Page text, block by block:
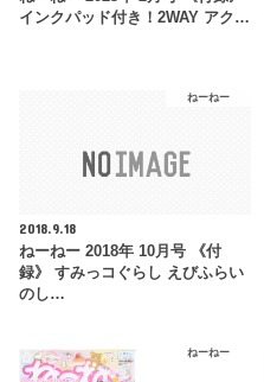
インクパッド付き！2WAY アク…
ねーねー
2018.9.18
ねーねー 2018年 10月号 《付
録》 すみっコぐらし えびふらい
のし…
ねーねー